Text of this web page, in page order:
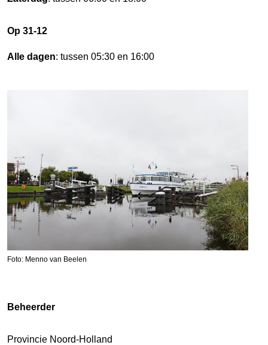
Op 31-12
Alle dagen: tussen 05:30 en 16:00
Foto: Menno van Beelen
Beheerder
Provincie Noord-Holland